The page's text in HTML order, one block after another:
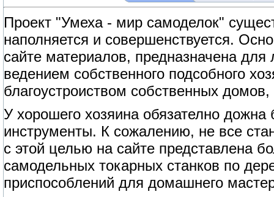
Проект "Умеха - мир самоделок"
наполняется и совершенствуется.
сайте материалов, предназначена
ведением собственного подсобного
благоустроиством собственных
У хорошего хозяина обязателно
инструменты. К сожалению, не все
с этой целью на сайте представлена
самодельных токарных станков по
приспособлений для домашнего